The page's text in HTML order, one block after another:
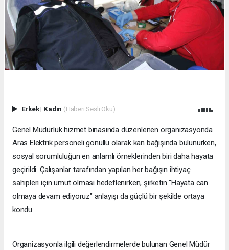
Erkek| Kadın (Haberi Sesli Oku)
Genel Müdürlük hizmet binasında düzenlenen organizasyonda
Aras Elektrik personeli gönüllü olarak kan bağışında bulunurken,
sosyal sorumluluğun en anlamlı örneklerinden biri daha hayata
geçirildi. Çalışanlar tarafından yapılan her bağışın ihtiyaç
sahipleri için umut olması hedeflenirken, şirketin "Hayata can
olmaya devam ediyoruz" anlayışı da güçlü bir şekilde ortaya
kondu.
Organizasyonla ilgili değerlendirmelerde bulunan Genel Müdür